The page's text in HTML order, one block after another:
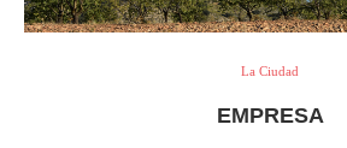
La Ciudad
EMPRESA